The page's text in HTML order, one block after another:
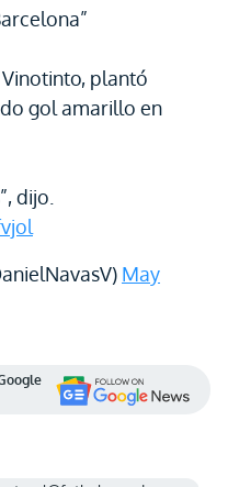
Vinotinto, plantó
gol amarillo en
dijo.
May